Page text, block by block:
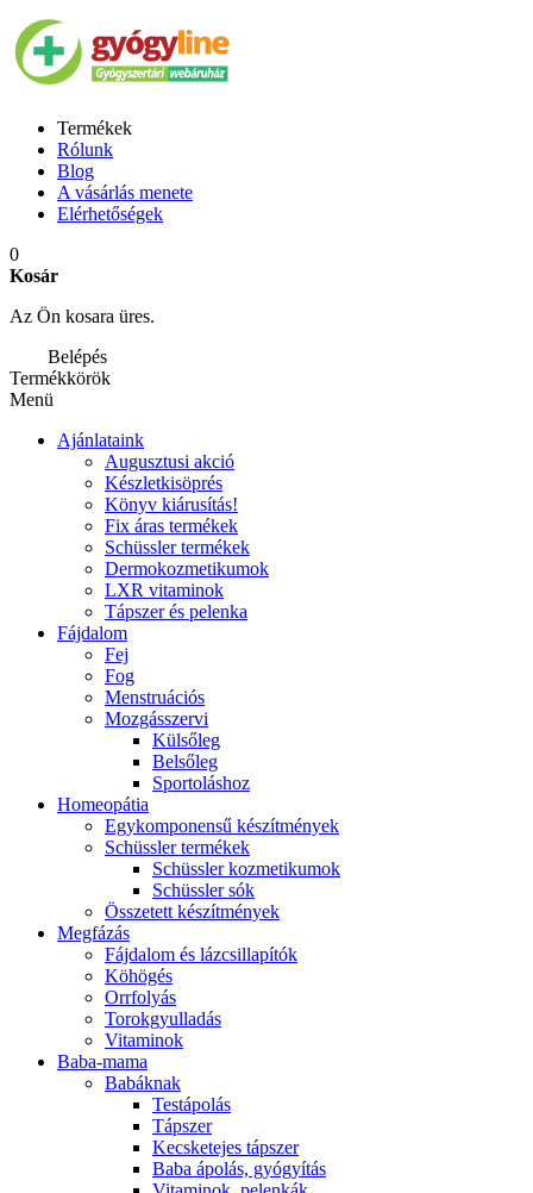
Termékek
Rólunk
Blog
A vásárlás menete
Elérhetőségek
0
Kosár
Az Ön kosara üres.
Belépés
Termékkörök
Menü
Ajánlataink
Augusztusi akció
Készletkisöprés
Könyv kiárusítás!
Fix áras termékek
Schüssler termékek
Dermokozmetikumok
LXR vitaminok
Tápszer és pelenka
Fájdalom
Fej
Fog
Menstruációs
Mozgásszervi
Külsőleg
Belsőleg
Sportoláshoz
Homeopátia
Egykomponensű készítmények
Schüssler termékek
Schüssler kozmetikumok
Schüssler sók
Összetett készítmények
Megfázás
Fájdalom és lázcsillapítók
Köhögés
Orrfolyás
Torokgyulladás
Vitaminok
Baba-mama
Babáknak
Testápolás
Tápszer
Kecsketejes tápszer
Baba ápolás, gyógyítás